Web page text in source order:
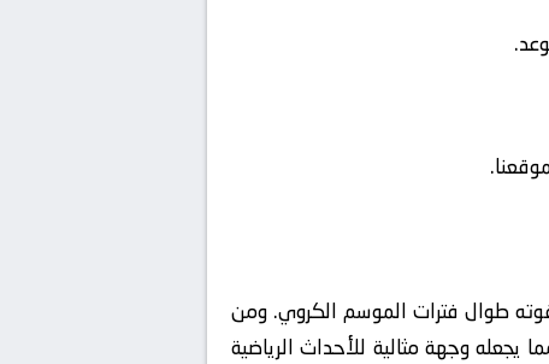
نضارته وقوته طوال فترات الموسم الكروي. ومن
مما يجعله وجهة مثالية للأحداث الرياضية